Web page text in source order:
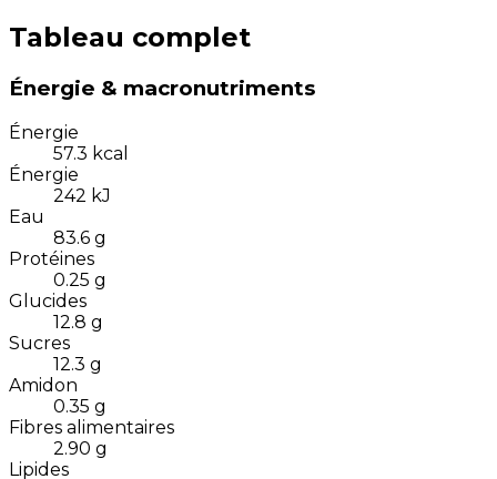
Tableau complet
Énergie & macronutriments
Énergie
57.3 kcal
Énergie
242 kJ
Eau
83.6 g
Protéines
0.25 g
Glucides
12.8 g
Sucres
12.3 g
Amidon
0.35 g
Fibres alimentaires
2.90 g
Lipides